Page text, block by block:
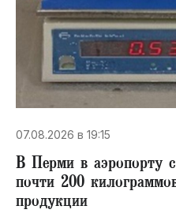
07.08.2026 в 19:15
В Перми в аэропорту
почти 200
продукции